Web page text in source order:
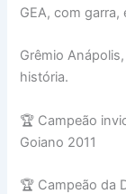
GEA, com garra,
Grêmio
história.
🏆 Campeão
Goiano 2011
🏆 Campeão da